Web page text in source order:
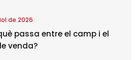
de 2026
passa entre el camp i el
venda?